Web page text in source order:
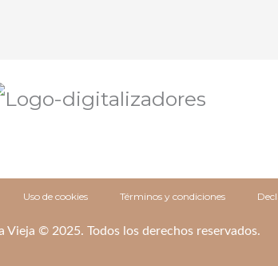
Uso de cookies Términos y condiciones
Vieja © 2025. Todos los derechos reservados.